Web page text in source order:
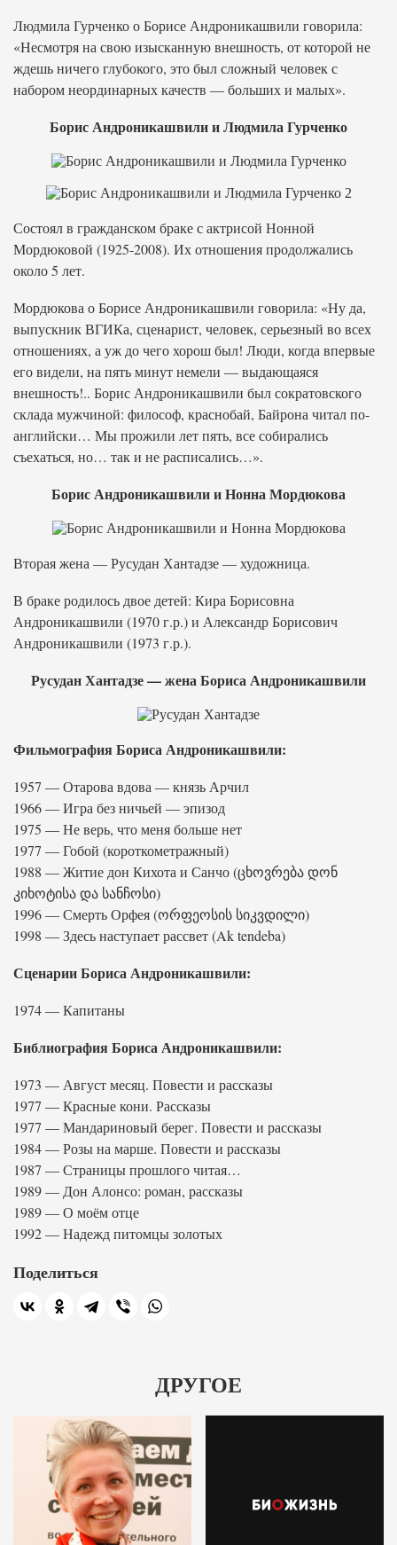
Людмила Гурченко о Борисе Андроникашвили говорила:
«Несмотря на свою изысканную внешность, от которой не
ждешь ничего глубокого, это был сложный человек с
набором неординарных качеств — больших и малых».
Борис Андроникашвили и Людмила Гурченко
Состоял в гражданском браке с актрисой Нонной
Мордюковой (1925-2008). Их отношения продолжались
около 5 лет.
Мордюкова о Борисе Андроникашвили говорила: «Ну да,
выпускник ВГИКа, сценарист, человек, серьезный во всех
отношениях, а уж до чего хорош был! Люди, когда впервые
его видели, на пять минут немели — выдающаяся
внешность!.. Борис Андроникашвили был сократовского
склада мужчиной: философ, краснобай, Байрона читал по-
английски… Мы прожили лет пять, все собирались
съехаться, но… так и не расписались…».
Борис Андроникашвили и Нонна Мордюкова
Вторая жена — Русудан Хантадзе — художница.
В браке родилось двое детей: Кира Борисовна
Андроникашвили (1970 г.р.) и Александр Борисович
Андроникашвили (1973 г.р.).
Русудан Хантадзе — жена Бориса Андроникашвили
Фильмография Бориса Андроникашвили:
1957 — Отарова вдова — князь Арчил
1966 — Игра без ничьей — эпизод
1975 — Не верь, что меня больше нет
1977 — Гобой (короткометражный)
1988 — Житие дон Кихота и Санчо (ცხოვრება დონ
კიხოტისა და სანჩოსი)
1996 — Смерть Орфея (ორფეოსის სიკვდილი)
1998 — Здесь наступает рассвет (Ak tendeba)
Сценарии Бориса Андроникашвили:
1974 — Капитаны
Библиография Бориса Андроникашвили:
1973 — Август месяц. Повести и рассказы
1977 — Красные кони. Рассказы
1977 — Мандариновый берег. Повести и рассказы
1984 — Розы на марше. Повести и рассказы
1987 — Страницы прошлого читая…
1989 — Дон Алонсо: роман, рассказы
1989 — О моём отце
1992 — Надежд питомцы золотых
Поделиться
ДРУГОЕ